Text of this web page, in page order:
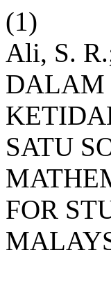
(1)
Ali, S.
DALAM
SATU
FOR